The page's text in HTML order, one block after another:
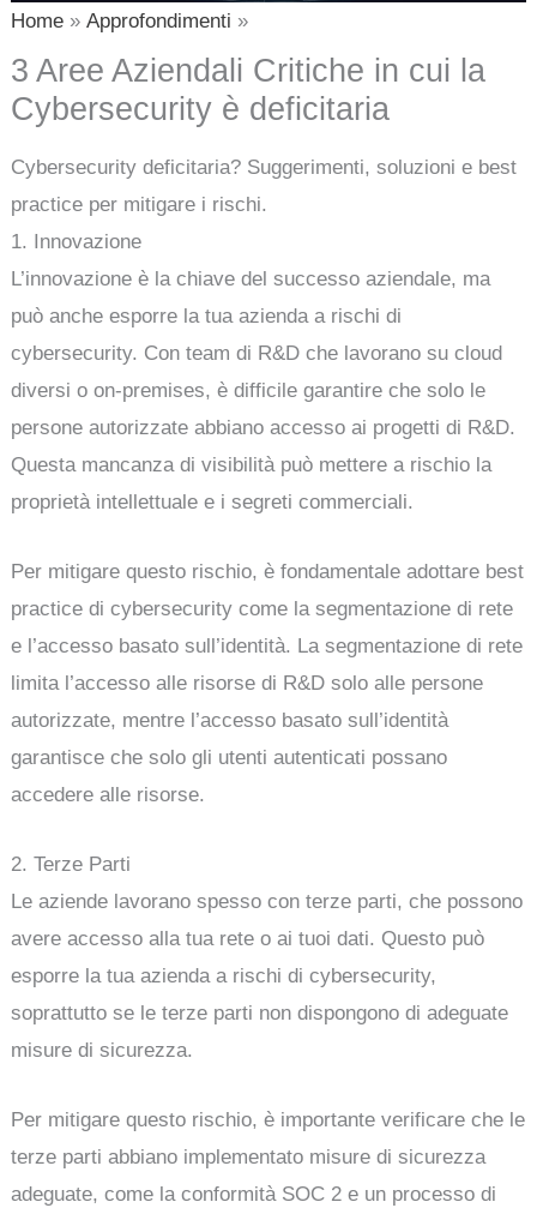
Home Approfondimenti
3 Aree Aziendali Critiche in cui la
Cybersecurity è deficitaria
Cybersecurity deficitaria? Suggerimenti, soluzioni e best
practice per mitigare i rischi.
1. Innovazione
L’innovazione è la chiave del successo aziendale, ma
può anche esporre la tua azienda a rischi di
cybersecurity. Con team di R&D che lavorano su cloud
diversi o on-premises, è difficile garantire che solo le
persone autorizzate abbiano accesso ai progetti di R&D.
Questa mancanza di visibilità può mettere a rischio la
proprietà intellettuale e i segreti commerciali.
Per mitigare questo rischio, è fondamentale adottare best
practice di cybersecurity come la segmentazione di rete
e l’accesso basato sull’identità. La segmentazione di rete
limita l’accesso alle risorse di R&D solo alle persone
autorizzate, mentre l’accesso basato sull’identità
garantisce che solo gli utenti autenticati possano
accedere alle risorse.
2. Terze Parti
Le aziende lavorano spesso con terze parti, che possono
avere accesso alla tua rete o ai tuoi dati. Questo può
esporre la tua azienda a rischi di cybersecurity,
soprattutto se le terze parti non dispongono di adeguate
misure di sicurezza.
Per mitigare questo rischio, è importante verificare che le
terze parti abbiano implementato misure di sicurezza
adeguate, come la conformità SOC 2 e un processo di